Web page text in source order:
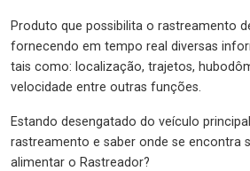
Produto que possibilita o rastreamento
fornecendo em tempo real diversas
tais como: localização, trajetos,
velocidade entre outras funções.
Estando desengatado do veículo
rastreamento e saber onde se encontra
alimentar o Rastreador?